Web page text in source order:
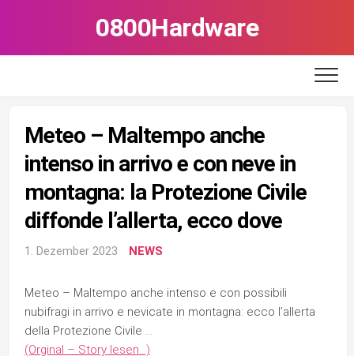
0800Hardware
Meteo – Maltempo anche
intenso in arrivo e con neve in
montagna: la Protezione Civile
diffonde l’allerta, ecco dove
1. Dezember 2023 NEWS
Meteo – Maltempo anche intenso e con possibili
nubifragi in arrivo e nevicate in montagna: ecco l’allerta
della Protezione Civile …
(Orginal – Story lesen…)